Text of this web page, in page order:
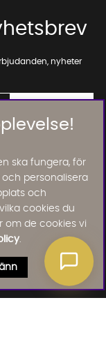
ska fungera, för
personalisera
och
cookies du
om de cookies vi
.
nyheter